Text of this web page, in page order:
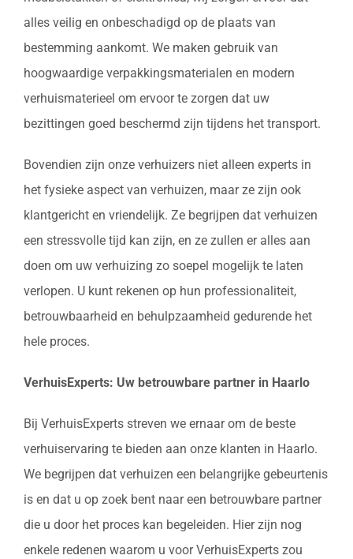
alles veilig en onbeschadigd op de plaats van
bestemming aankomt. We maken gebruik van
hoogwaardige verpakkingsmaterialen en modern
verhuismaterieel om ervoor te zorgen dat uw
bezittingen goed beschermd zijn tijdens het transport.
Bovendien zijn onze verhuizers niet alleen experts in
het fysieke aspect van verhuizen, maar ze zijn ook
klantgericht en vriendelijk. Ze begrijpen dat verhuizen
een stressvolle tijd kan zijn, en ze zullen er alles aan
doen om uw verhuizing zo soepel mogelijk te laten
verlopen. U kunt rekenen op hun professionaliteit,
betrouwbaarheid en behulpzaamheid gedurende het
hele proces.
VerhuisExperts: Uw betrouwbare partner in Haarlo
Bij VerhuisExperts streven we ernaar om de beste
verhuiservaring te bieden aan onze klanten in Haarlo.
We begrijpen dat verhuizen een belangrijke gebeurtenis
is en dat u op zoek bent naar een betrouwbare partner
die u door het proces kan begeleiden. Hier zijn nog
enkele redenen waarom u voor VerhuisExperts zou